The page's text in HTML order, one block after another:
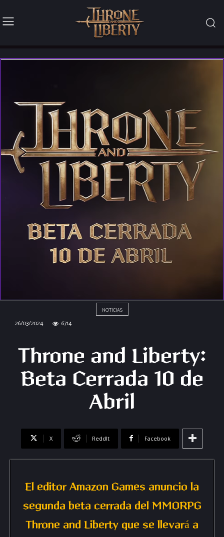
NOTICIAS
26/03/2024 6714
Throne and Liberty:
Beta Cerrada 10 de
Abril
X ReddIt Facebook
El editor Amazon Games anuncio la
segunda beta cerrada del MMORPG
Throne and Liberty que se llevará a